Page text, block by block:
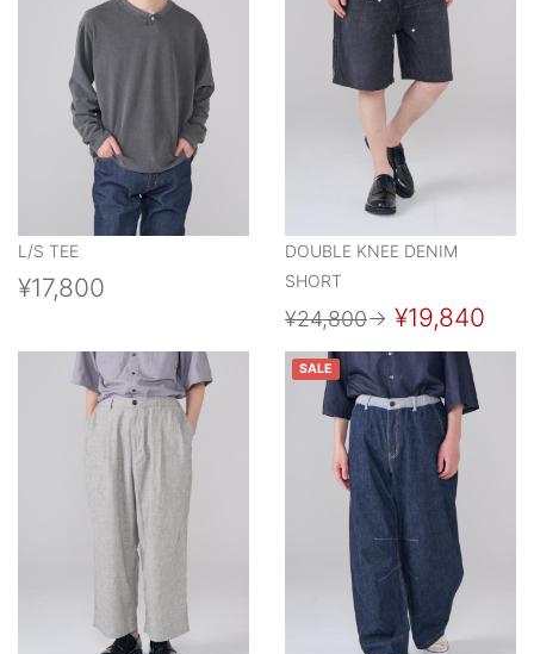
L/S TEE
¥17,800
DOUBLE KNEE DENIM
SHORT
¥24,800→ ¥19,840
SALE